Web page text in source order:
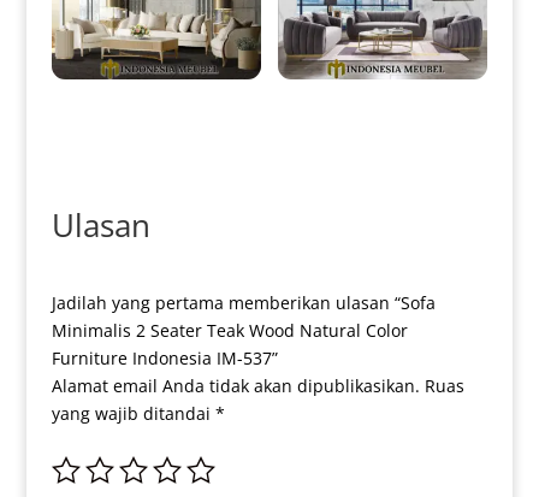
Ulasan
Jadilah yang pertama memberikan ulasan “Sofa
Minimalis 2 Seater Teak Wood Natural Color
Furniture Indonesia IM-537”
Alamat email Anda tidak akan dipublikasikan. Ruas
yang wajib ditandai *